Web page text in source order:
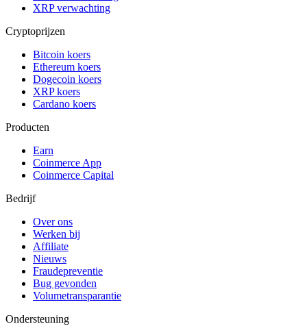
XRP verwachting
Cryptoprijzen
Bitcoin koers
Ethereum koers
Dogecoin koers
XRP koers
Cardano koers
Producten
Earn
Coinmerce App
Coinmerce Capital
Bedrijf
Over ons
Werken bij
Affiliate
Nieuws
Fraudepreventie
Bug gevonden
Volumetransparantie
Ondersteuning